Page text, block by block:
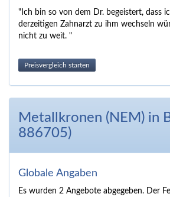
"Ich bin so von dem Dr. begeistert, dass
derzeitigen Zahnarzt zu ihm wechseln
nicht zu weit. "
Preisvergleich starten
Metallkronen (NEM) in
886705)
Globale Angaben
Es wurden 2 Angebote abgegeben. Der